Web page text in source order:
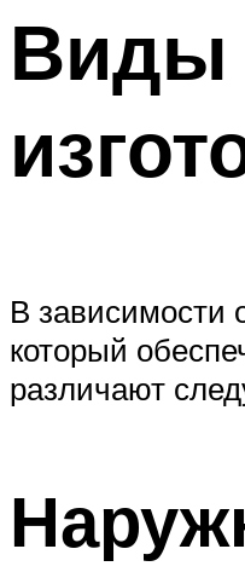
Виды
В зависимости
который
различают